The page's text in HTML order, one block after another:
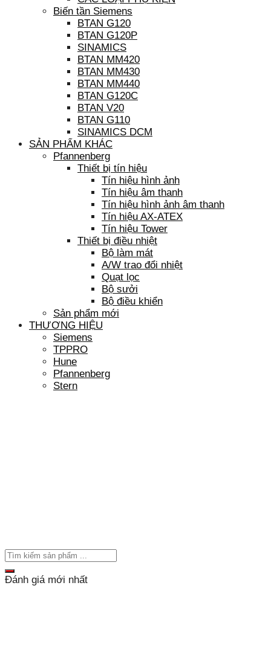
Biến tần Siemens
BTAN G120
BTAN G120P
SINAMICS
BTAN MM420
BTAN MM430
BTAN MM440
BTAN G120C
BTAN V20
BTAN G110
SINAMICS DCM
SẢN PHẨM KHÁC
Pfannenberg
Thiết bị tín hiệu
Tín hiệu hình ảnh
Tín hiệu âm thanh
Tín hiệu hình ảnh âm thanh
Tín hiệu AX-ATEX
Tín hiệu Tower
Thiết bị điều nhiệt
Bộ làm mát
A/W trao đổi nhiệt
Quạt lọc
Bộ sưởi
Bộ điều khiển
Sản phẩm mới
THƯƠNG HIỆU
Siemens
TPPRO
Hune
Pfannenberg
Stern
Đánh giá mới nhất